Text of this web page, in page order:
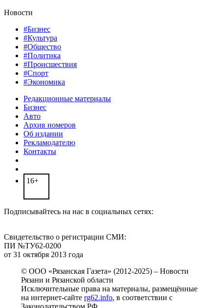
Новости
#Бизнес
#Культура
#Общество
#Политика
#Происшествия
#Спорт
#Экономика
Редакционные материалы
Бизнес
Авто
Архив номеров
Об издании
Рекламодателю
Контакты
16+
Подписывайтесь на нас в социальных сетях:
Свидетельство о регистрации СМИ:
ПИ №ТУ62-0200
от 31 октября 2013 года
© ООО «Рязанская Газета» (2012-2025) – Новости
Рязани и Рязанской области
Исключительные права на материалы, размещённые
на интернет-сайте rg62.info, в соответствии с
Законодательством РФ